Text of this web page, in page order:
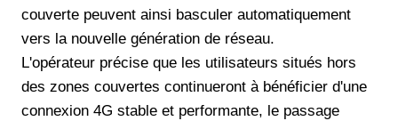
couverte peuvent ainsi basculer automatiquement
vers la nouvelle génération de réseau.
L'opérateur précise que les utilisateurs situés hors
des zones couvertes continueront à bénéficier d'une
connexion 4G stable et performante, le passage